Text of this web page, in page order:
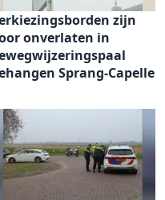
zijn
onverlaten in
Sprang-Capelle